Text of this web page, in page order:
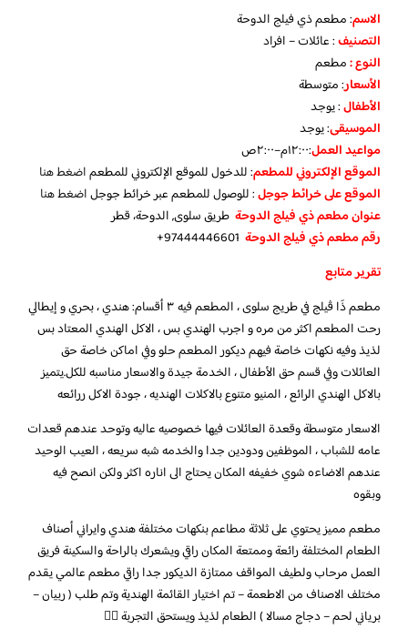
الاسم: مطعم ذي فيلج الدوحة
التصنيف: عائلات – افراد
النوع :مطعم
الأسعار:متوسطة
الأطفال:يوجد
الموسيقى:يوجد
مواعيد العمل:١٢:٠٠م–٢:٠٠ص
الموقع الإلكتروني للمطعم: للدخول للموقع الإلكتروني للمطعماضغط هنا
الموقع على خرائط جوجل: للوصول للمطعم عبر خرائط جوجلاضغط هنا
عنوان مطعم ذي فيلج الدوحة طريق سلوى, الدوحة، قطر
رقم مطعم ذي فيلج الدوحة 97444446601+
تقرير متابع
مطعم ذَا ڤيلج في طريج سلوى ، المطعم فيه ٣ أقسام: هندي ، بحري و إيطالي
رحت المطعم اكثر من مره و اجرب الهندي بس ، الاكل الهندي المعتاد بس
لذيذ وفيه نكهات خاصة فيهم ديكور المطعم حلو وفي اماكن خاصة حق
العائلات وفي قسم حق الأطفال ، الخدمة جيدة والاسعار مناسبه للكل.يتميز
بالاكل الهندي الرائع ، المنيو متنوع بالاكلات الهنديه ، جودة الاكل ررائعه
الاسعار متوسطة وقعدة العائلات فيها خصوصيه عاليه وتوحد عندهم قعدات
عامه للشباب ، الموظفين ودودين جدا والخدمه شبه سريعه ، العيب الوحيد
عندهم الاضاءه شوي خفيفه المكان يحتاج الى اناره اكثر ولكن انصح فيه
وبقوه
مطعم مميز يحتوي على ثلاثة مطاعم بنكهات مختلفة هندي وايراني أصناف
الطعام المختلفة رائعة وممتعة المكان راقي ويشعرك بالراحة والسكينة فريق
العمل مرحاب ولطيف المواقف ممتازة الديكور جدا راقي مطعم عالمي يقدم
مختلف الاصناف من الاطعمة – تم اختيار القائمة الهندية وتم طلب ( ربيان –
برياني لحم – دجاج مسالا ) الطعام لذيذ ويستحق التجربة 👍🏼